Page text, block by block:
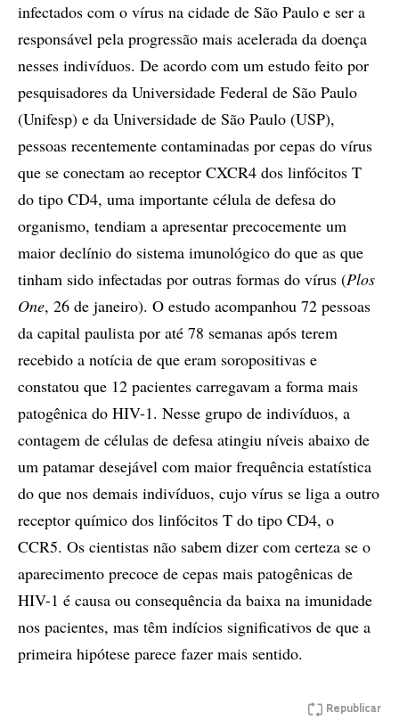
infectados com o vírus na cidade de São Paulo e ser a
responsável pela progressão mais acelerada da doença
nesses indivíduos. De acordo com um estudo feito por
pesquisadores da Universidade Federal de São Paulo
(Unifesp) e da Universidade de São Paulo (USP),
pessoas recentemente contaminadas por cepas do vírus
que se conectam ao receptor CXCR4 dos linfócitos T
do tipo CD4, uma importante célula de defesa do
organismo, tendiam a apresentar precocemente um
maior declínio do sistema imunológico do que as que
tinham sido infectadas por outras formas do vírus (Plos
One, 26 de janeiro). O estudo acompanhou 72 pessoas
da capital paulista por até 78 semanas após terem
recebido a notícia de que eram soropositivas e
constatou que 12 pacientes carregavam a forma mais
patogênica do HIV-1. Nesse grupo de indivíduos, a
contagem de células de defesa atingiu níveis abaixo de
um patamar desejável com maior frequência estatística
do que nos demais indivíduos, cujo vírus se liga a outro
receptor químico dos linfócitos T do tipo CD4, o
CCR5. Os cientistas não sabem dizer com certeza se o
aparecimento precoce de cepas mais patogênicas de
HIV-1 é causa ou consequência da baixa na imunidade
nos pacientes, mas têm indícios significativos de que a
primeira hipótese parece fazer mais sentido.
Republicar